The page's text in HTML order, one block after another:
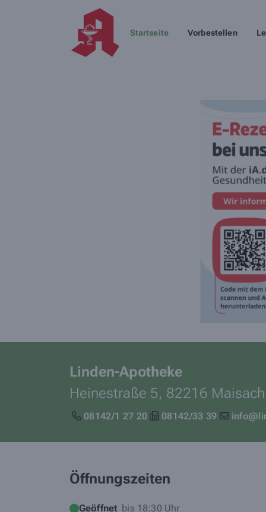
Startseite Vorbestellen
Linden-Apotheke
Heinestraße 5, 82216 Maisach
08142/1 27 20 08142/33 39
Öffnungszeiten
Geöffnet bis 18:30 Uhr